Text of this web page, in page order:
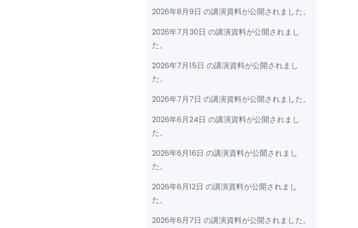
2026年8月9日 の講演資料が公開されました。
2026年7月30日 の講演資料が公開されまし
た。
2026年7月15日 の講演資料が公開されまし
た。
2026年7月7日 の講演資料が公開されました。
2026年6月24日 の講演資料が公開されまし
た。
2026年6月16日 の講演資料が公開されまし
た。
2026年6月12日 の講演資料が公開されまし
た。
2026年6月7日 の講演資料が公開されました。